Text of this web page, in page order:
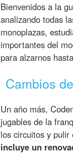
Bienvenidos a la
analizando todas
monoplazas,
importantes del
para alzarnos
Cambios
Un año más,
jugables de la
los circuitos y
incluye un